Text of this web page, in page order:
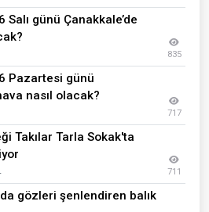
günü Çanakkale’de
835
Pazartesi günü
nasıl olacak?
717
Takılar Tarla Sokak'ta
711
gözleri şenlendiren balık